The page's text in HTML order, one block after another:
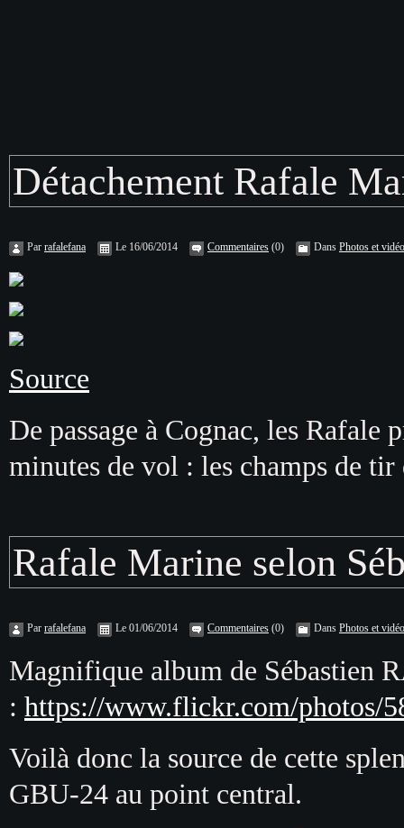
Détachement Rafale
Par rafalefana Le 16/06/2014 Commentaires (0) Dans Photos et
Source
De passage à Cognac, les Rafale
minutes de vol : les champs de
Rafale Marine selon
Par rafalefana Le 01/06/2014 Commentaires (0) Dans Photos et
Magnifique album de Sébastien
: https://www.flickr.com/photos/
Voilà donc la source de cette
GBU-24 au point central.